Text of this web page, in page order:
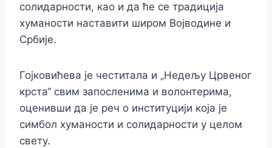
солидарности, као и да ће се традиција
хуманости наставити широм Војводине и
Србије.
Гојковићева је честитала и „Недељу Црвеног
крста“ свим запосленима и волонтерима,
оценивши да је реч о институцији која је
симбол хуманости и солидарности у целом
свету.